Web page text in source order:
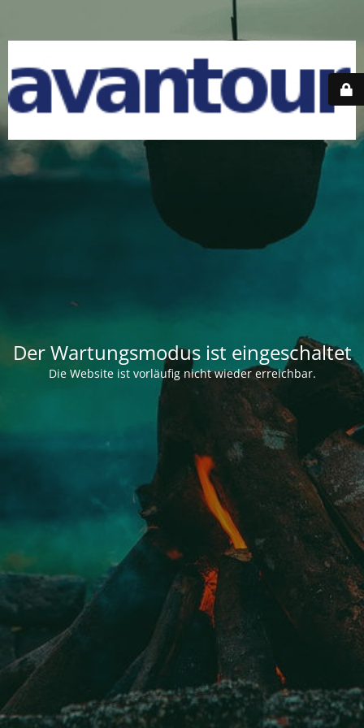
Der Wartungsmodus ist eingeschaltet
Die Website ist vorläufig nicht wieder erreichbar.